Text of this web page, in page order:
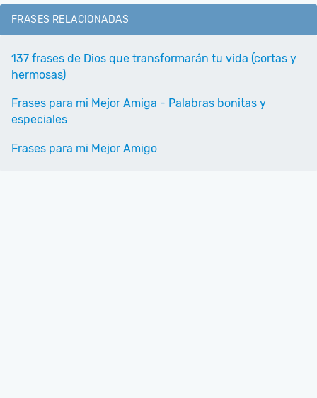
FRASES RELACIONADAS
137 frases de Dios que transformarán tu vida (cortas y
hermosas)
Frases para mi Mejor Amiga - Palabras bonitas y
especiales
Frases para mi Mejor Amigo